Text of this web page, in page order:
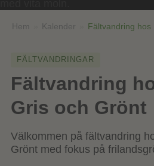
Hem Kalender Fältvandring
FÄLTVANDRINGAR
Fältvandring
Gris och Grönt
Välkommen på fältvandring
Grönt med fokus på